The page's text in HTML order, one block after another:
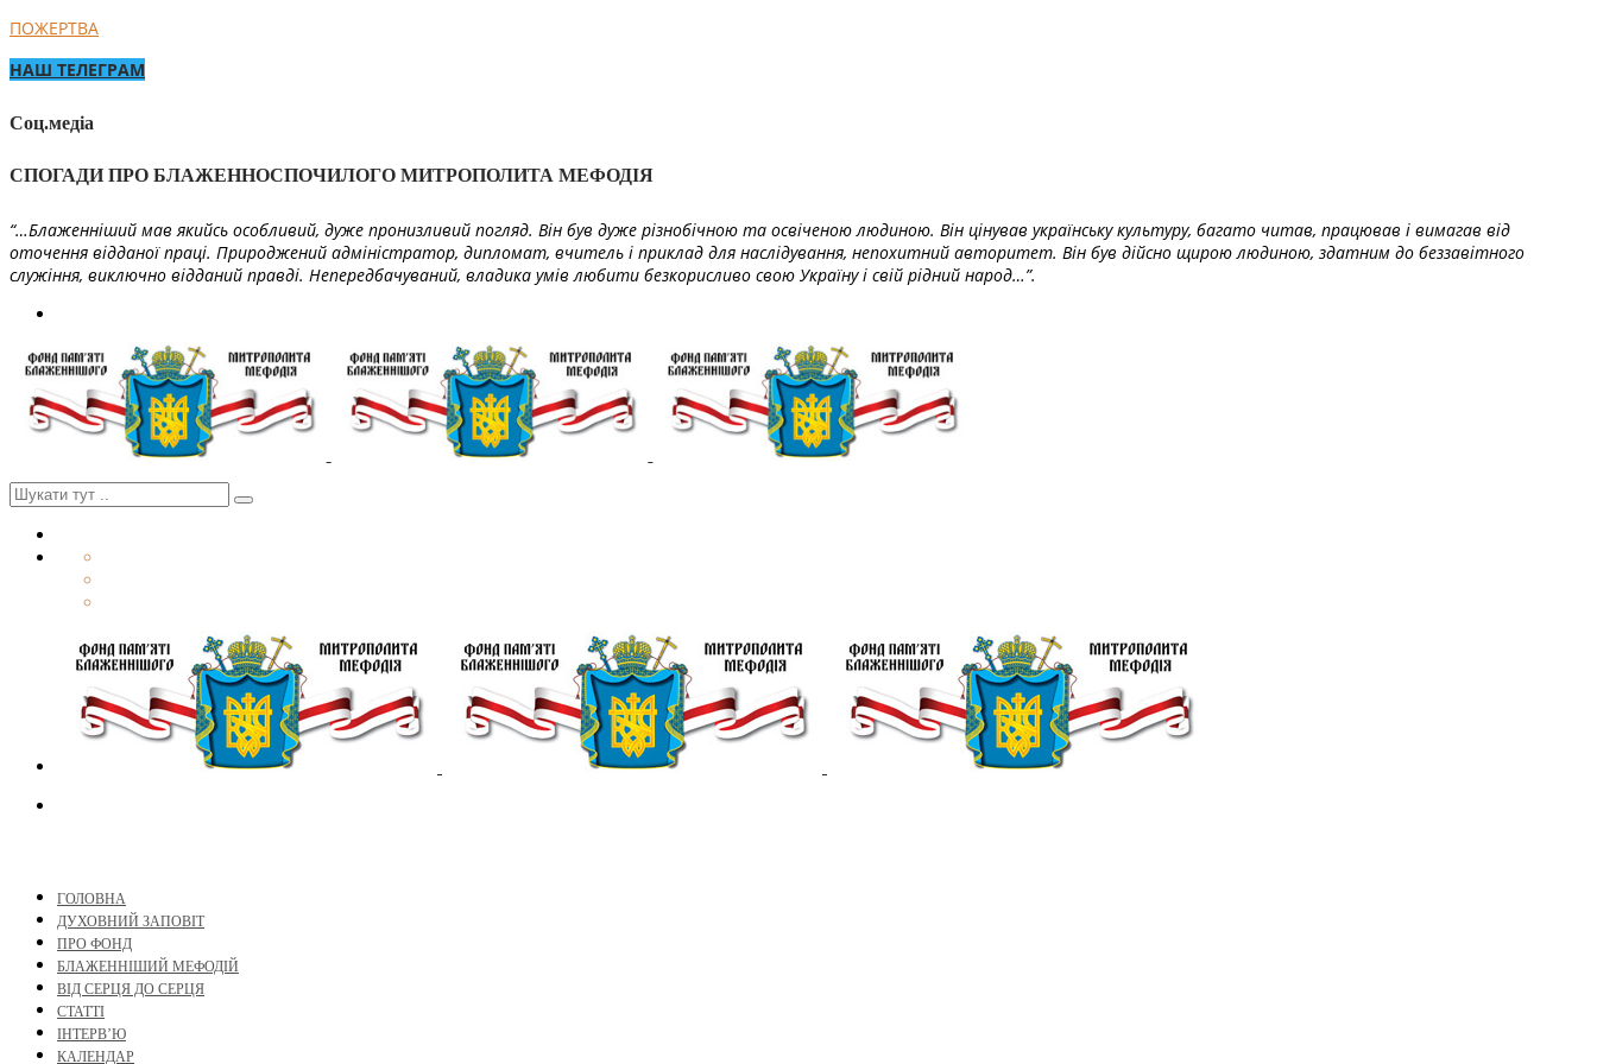
ПОЖЕРТВА
НАШ ТЕЛЕГРАМ
Соц.медіа
СПОГАДИ ПРО БЛАЖЕННОСПОЧИЛОГО МИТРОПОЛИТА МЕФОДІЯ
“…Блаженніший мав якийсь особливий, дуже пронизливий погляд. Він був дуже різнобічною та освіченою людиною. Він цінував українську культуру, багато читав, працював і вимагав від
оточення відданої праці. Природжений адміністратор, дипломат, вчитель і приклад для наслідування, непохитний авторитет. Він був дійсно щирою людиною, здатним до беззавітного
служіння, виключно відданий правді. Непередбачуваний, владика умів любити безкорисливо свою Україну і свій рідний народ…”.
ГОЛОВНА
ДУХОВНИЙ ЗАПОВІТ
ПРО ФОНД
БЛАЖЕННІШИЙ МЕФОДІЙ
ВІД СЕРЦЯ ДО СЕРЦЯ
СТАТТІ
ІНТЕРВ’Ю
КАЛЕНДАР